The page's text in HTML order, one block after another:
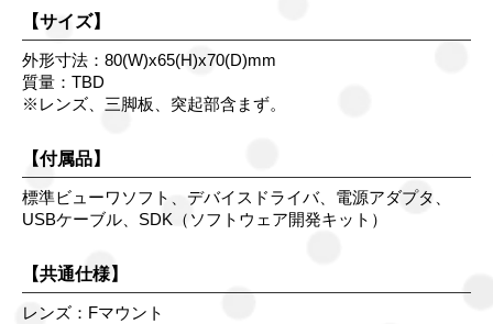
【サイズ】
外形寸法：80(W)x65(H)x70(D)mm
質量：TBD
※レンズ、三脚板、突起部含まず。
【付属品】
標準ビューワソフト、デバイスドライバ、電源アダプタ、
USBケーブル、SDK（ソフトウェア開発キット）
【共通仕様】
レンズ：Fマウント